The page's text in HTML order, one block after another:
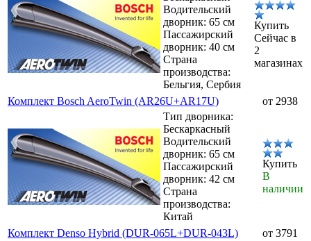
Водительский
дворник: 65 см
Пассажирский
дворник: 40 см
Страна
производства:
Бельгия, Сербия
Купить
Сейчас в
2
магазинах
Комплект Bosch AeroTwin (AR26U+AR17U)
от 2938
Тип дворника:
Бескаркасный
Водительский
дворник: 65 см
Пассажирский
дворник: 42 см
Страна
производства:
Китай
Купить
В
наличии
Комплект Denso Hybrid (DUR-065L+DUR-043L)
от 3791